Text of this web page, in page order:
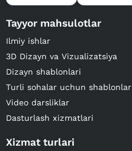
Tayyor mahsulotlar
Ilmiy ishlar
3D Dizayn va Vizualizatsiya
Dizayn shablonlari
Turli sohalar uchun shablonlar
Video darsliklar
Dasturlash xizmatlari
Xizmat turlari